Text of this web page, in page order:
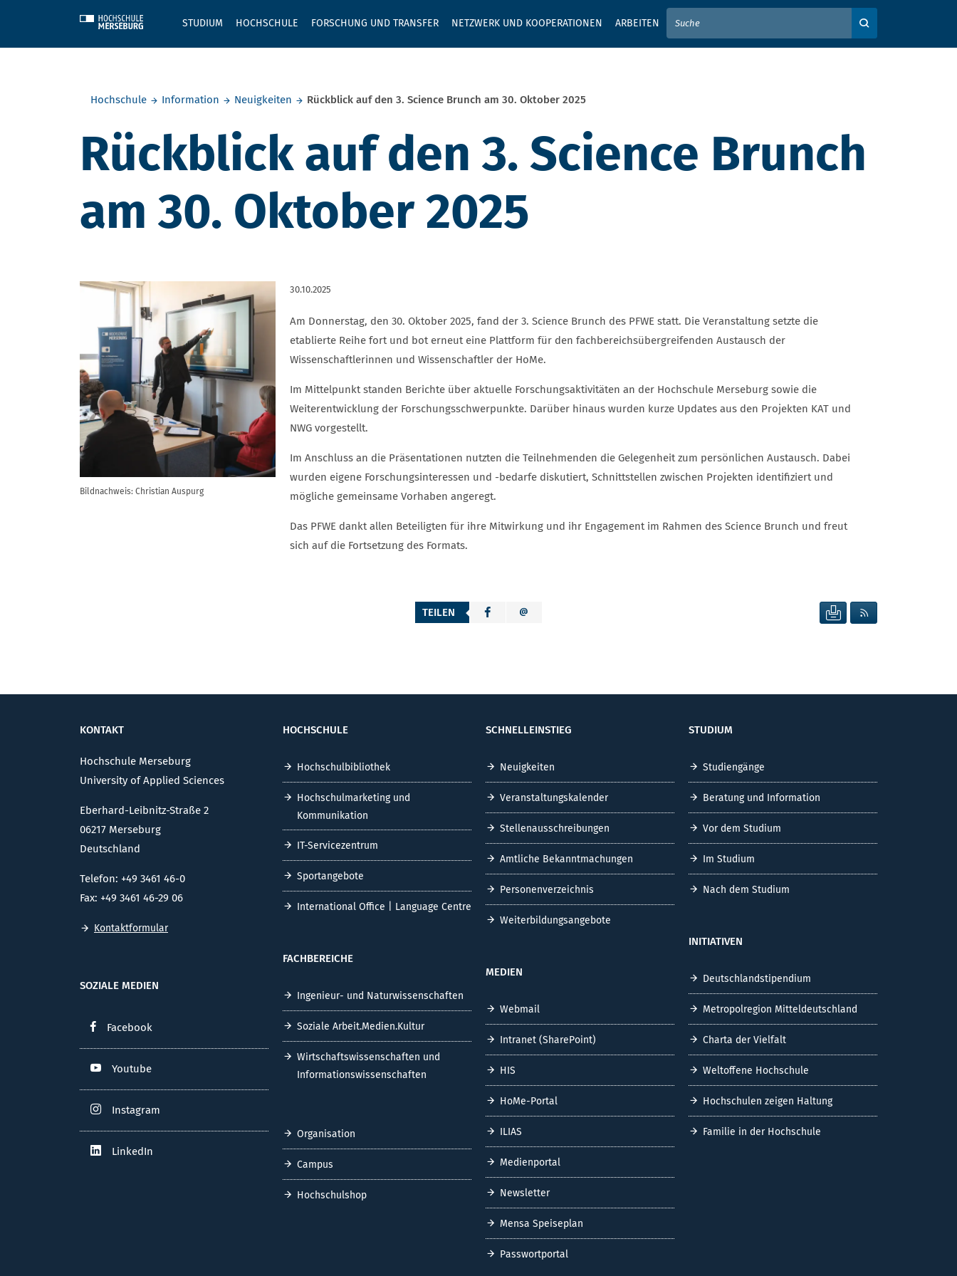
STUDIUM HOCHSCHULE FORSCHUNG UND TRANSFER NETZWERK UND KOOPERATIONEN ARBEITEN
GEBEN SIE HIER IHREN SUCHBEGRIFF EIN
Hochschule
Information Neuigkeiten Rückblick auf den 3. Science Brunch am 30. Oktober 2025
Rückblick auf den 3. Science Brunch
am 30. Oktober 2025
Bildnachweis: Christian Auspurg
30.10.2025
Am Donnerstag, den 30. Oktober 2025, fand der 3. Science Brunch des PFWE statt. Die Veranstaltung setzte die
etablierte Reihe fort und bot erneut eine Plattform für den fachbereichsübergreifenden Austausch der
Wissenschaftlerinnen und Wissenschaftler der HoMe.
Im Mittelpunkt standen Berichte über aktuelle Forschungsaktivitäten an der Hochschule Merseburg sowie die
Weiterentwicklung der Forschungsschwerpunkte. Darüber hinaus wurden kurze Updates aus den Projekten KAT und
NWG vorgestellt.
Im Anschluss an die Präsentationen nutzten die Teilnehmenden die Gelegenheit zum persönlichen Austausch. Dabei
wurden eigene Forschungsinteressen und -bedarfe diskutiert, Schnittstellen zwischen Projekten identifiziert und
mögliche gemeinsame Vorhaben angeregt.
Das PFWE dankt allen Beteiligten für ihre Mitwirkung und ihr Engagement im Rahmen des Science Brunch und freut
sich auf die Fortsetzung des Formats.
TEILEN SEITE DRUCKEN
KONTAKT
Hochschule Merseburg
University of Applied Sciences
Eberhard-Leibnitz-Straße 2
06217 Merseburg
Deutschland
Telefon: +49 3461 46-0
Fax: +49 3461 46-29 06
Kontaktformular
SOZIALE MEDIEN
Facebook
Youtube
Instagram
LinkedIn
HOCHSCHULE
Hochschulbibliothek
Hochschulmarketing und
Kommunikation
IT-Servicezentrum
Sportangebote
International Office | Language Centre
FACHBEREICHE
Ingenieur- und Naturwissenschaften
Soziale Arbeit.Medien.Kultur
Wirtschaftswissenschaften und
Informationswissenschaften
Organisation
Campus
Hochschulshop
SCHNELLEINSTIEG
Neuigkeiten
Veranstaltungskalender
Stellenausschreibungen
Amtliche Bekanntmachungen
Personenverzeichnis
Weiterbildungsangebote
MEDIEN
Webmail
Intranet (SharePoint)
HIS
HoMe-Portal
ILIAS
Medienportal
Newsletter
Mensa Speiseplan
Passwortportal
STUDIUM
Studiengänge
Beratung und Information
Vor dem Studium
Im Studium
Nach dem Studium
INITIATIVEN
Deutschlandstipendium
Metropolregion Mitteldeutschland
Charta der Vielfalt
Weltoffene Hochschule
Hochschulen zeigen Haltung
Familie in der Hochschule